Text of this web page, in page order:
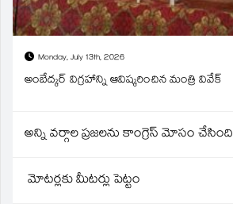
Monday, July 13th, 2026
అంబేద్కర్ విగ్రహాన్ని ఆవిష్కరించిన మంత్రి వివేక్
అన్ని వర్గాల ప్రజలను కాంగ్రెస్ మోసం చేసింది
మోటర్లకు మీటర్లు పెట్టం